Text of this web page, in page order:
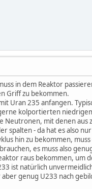
in dem Reaktor
Griff zu bekommen.
Uran 235 anfangen.
kolportierten
Neutronen, mit denen
spalten - da hat es also
hin zu bekommen,
es muss also
raus bekommen, um
ist natürlich
genug U233 nach